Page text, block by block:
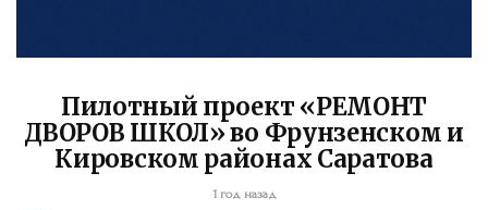
Пилотный проект «РЕМОНТ
ДВОРОВ ШКОЛ» во Фрунзенском и
Кировском районах Саратова
1 год назад